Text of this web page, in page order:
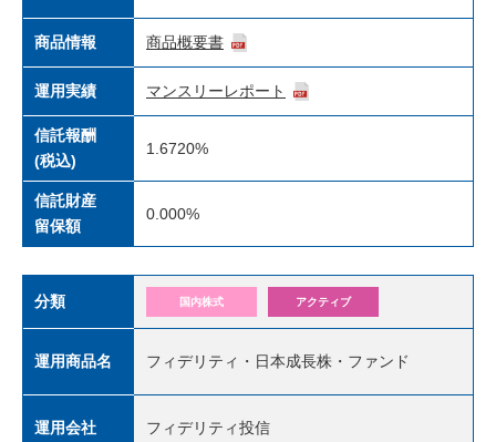
商品情報 商品概要書
運用実績 マンスリーレポート
信託報酬
(税込)
1.6720%
信託財産
留保額
0.000%
分類 国内株式 アクティブ
運用商品名 フィデリティ・日本成長株・ファンド
運用会社 フィデリティ投信